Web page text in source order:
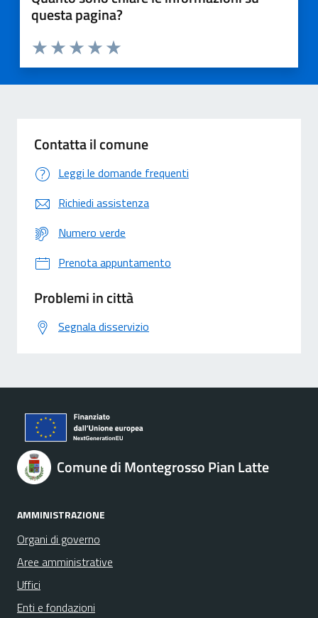
questa pagina?
Valuta 5 stelle su 5
Valuta 4 stelle su 5
Valuta 3 stelle su 5
Valuta 2 stelle su 5
Valuta 1 stelle su 5
Contatta il comune
Leggi le domande frequenti
Richiedi assistenza
Numero verde
Prenota appuntamento
Problemi in città
Segnala disservizio
Comune di Montegrosso Pian Latte
AMMINISTRAZIONE
Organi di governo
Aree amministrative
Uffici
Enti e fondazioni